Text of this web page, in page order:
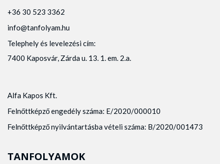
+36 30 523 3362
info@tanfolyam.hu
Telephely és levelezési cím:
7400 Kaposvár, Zárda u. 13. 1. em. 2.a.
Alfa Kapos Kft.
Felnőttképző engedély száma: E/2020/000010
Felnőttképző nyilvántartásba vételi száma: B/2020/001473
TANFOLYAMOK